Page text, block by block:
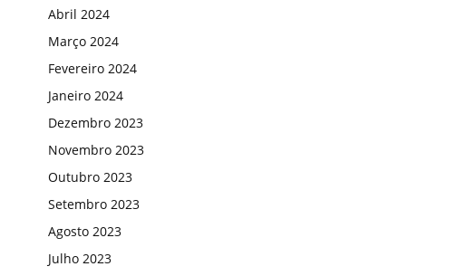
Abril 2024
Março 2024
Fevereiro 2024
Janeiro 2024
Dezembro 2023
Novembro 2023
Outubro 2023
Setembro 2023
Agosto 2023
Julho 2023